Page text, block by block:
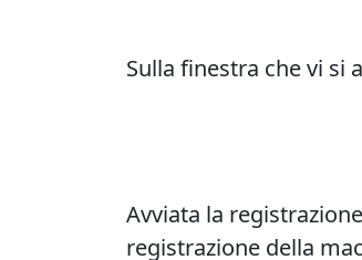
Sulla finestra che vi si
Avviata la
registrazione della